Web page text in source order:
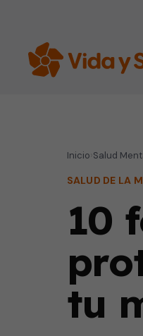
Inicio Salud
SALUD DE LA
10
tu